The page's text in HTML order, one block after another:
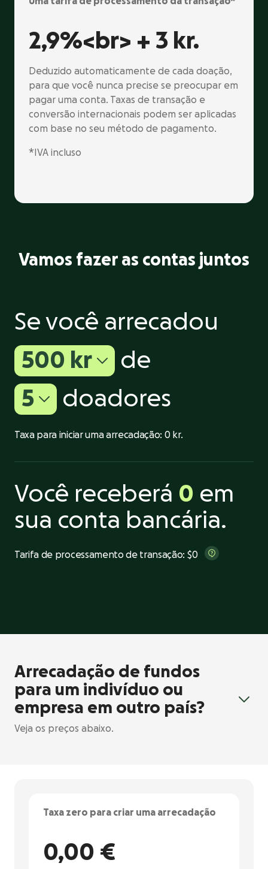
2,9%<br> + 3 kr.
Deduzido automaticamente de cada doação,
para que você nunca precise se preocupar em
pagar uma conta. Taxas de transação e
conversão internacionais podem ser aplicadas
com base no seu método de pagamento.
*IVA incluso
Vamos fazer as contas juntos
Se você arrecadou
500 kr
de
5
doadores
Taxa para iniciar uma arrecadação: 0 kr.
Você receberá 0 em
sua conta bancária.
Tarifa de processamento de transação: $0
Arrecadação de fundos
para um indivíduo ou
empresa em outro país?
Veja os preços abaixo.
Taxa zero para criar uma arrecadação
0,00 €